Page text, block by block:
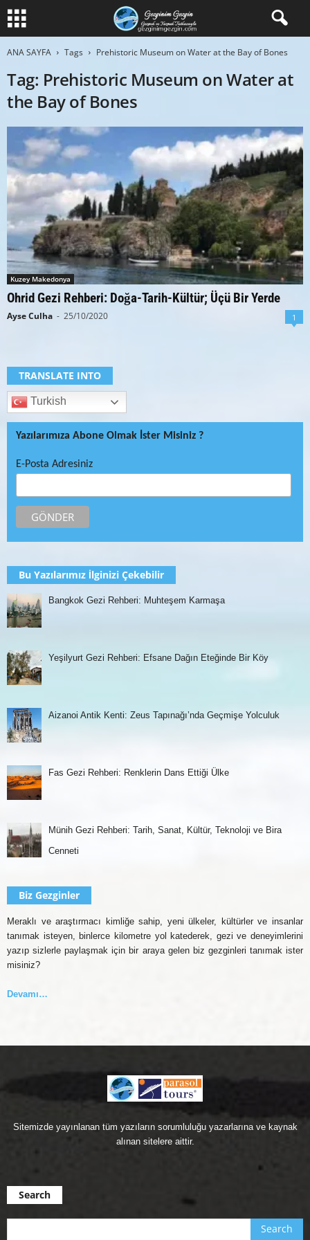
ANA SAYFA Tags Prehistoric Museum on Water at the Bay of Bones
Tag: Prehistoric Museum on Water at
the Bay of Bones
Kuzey Makedonya
Ohrid Gezi Rehberi: Doğa-Tarih-Kültür; Üçü Bir Yerde
Ayse Culha - 25/10/2020 1
TRANSLATE INTO
Turkish
Yazılarımıza Abone Olmak İster Misiniz ?
E-Posta Adresiniz
Bu Yazılarımız İlginizi Çekebilir
Bangkok Gezi Rehberi: Muhteşem Karmaşa
Yeşilyurt Gezi Rehberi: Efsane Dağın Eteğinde Bir Köy
Aizanoi Antik Kenti: Zeus Tapınağı’nda Geçmişe Yolculuk
Fas Gezi Rehberi: Renklerin Dans Ettiği Ülke
Münih Gezi Rehberi: Tarih, Sanat, Kültür, Teknoloji ve Bira
Cenneti
Biz Gezginler
Meraklı ve araştırmacı kimliğe sahip, yeni ülkeler, kültürler ve insanlar
tanımak isteyen, binlerce kilometre yol katederek, gezi ve deneyimlerini
yazıp sizlerle paylaşmak için bir araya gelen biz gezginleri tanımak ister
misiniz?
Devamı…
Sitemizde yayınlanan tüm yazıların sorumluluğu yazarlarına ve kaynak
alınan sitelere aittir.
Search